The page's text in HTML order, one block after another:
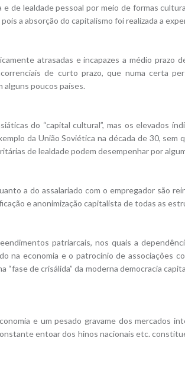
de lealdade pessoal por meio de formas
a absorção do capitalismo foi realizada a
atrasadas e incapazes a médio prazo
de curto prazo, que numa certa
alguns poucos países.
do “capital cultural”, mas os elevados
da União Soviética na década de 30, sem
de lealdade podem desempenhar por
a do assalariado com o empregador são
e anonimização capitalista de todas as
patriarcais, nos quais a
na economia e o patrocínio de associações
“fase de crisálida” da moderna democracia
e um pesado gravame dos mercados
entoar dos hinos nacionais etc.